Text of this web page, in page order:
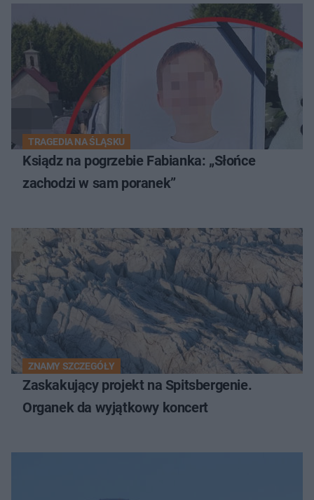
TRAGEDIA NA ŚLĄSKU
Ksiądz na pogrzebie Fabianka: „Słońce
zachodzi w sam poranek”
ZNAMY SZCZEGÓŁY
Zaskakujący projekt na Spitsbergenie.
Organek da wyjątkowy koncert